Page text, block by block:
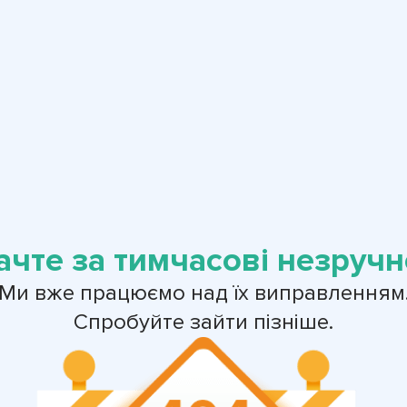
за тимчасові
вже працюємо над їх
Спробуйте зайти пізніше.